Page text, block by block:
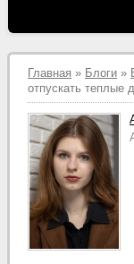
Главная » Блоги »
отпускать теплые